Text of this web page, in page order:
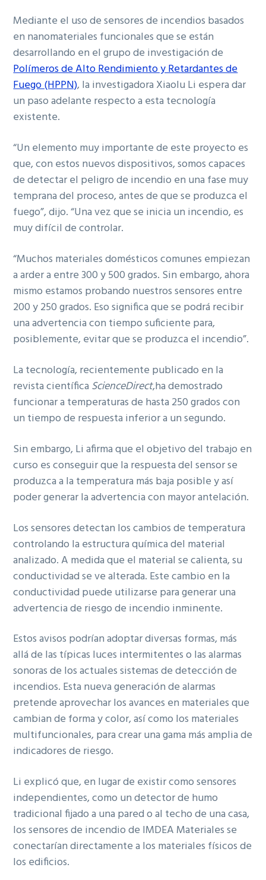
Mediante el uso de sensores de incendios basados
en nanomateriales funcionales que se están
desarrollando en el grupo de investigación de
Polímeros de Alto Rendimiento y Retardantes de
Fuego (HPPN), la investigadora Xiaolu Li espera dar
un paso adelante respecto a esta tecnología
existente.
“Un elemento muy importante de este proyecto es
que, con estos nuevos dispositivos, somos capaces
de detectar el peligro de incendio en una fase muy
temprana del proceso, antes de que se produzca el
fuego”, dijo. “Una vez que se inicia un incendio, es
muy difícil de controlar.
“Muchos materiales domésticos comunes empiezan
a arder a entre 300 y 500 grados. Sin embargo, ahora
mismo estamos probando nuestros sensores entre
200 y 250 grados. Eso significa que se podrá recibir
una advertencia con tiempo suficiente para,
posiblemente, evitar que se produzca el incendio”.
La tecnología, recientemente publicado en la
revista científica ScienceDirect,ha demostrado
funcionar a temperaturas de hasta 250 grados con
un tiempo de respuesta inferior a un segundo.
Sin embargo, Li afirma que el objetivo del trabajo en
curso es conseguir que la respuesta del sensor se
produzca a la temperatura más baja posible y así
poder generar la advertencia con mayor antelación.
Los sensores detectan los cambios de temperatura
controlando la estructura química del material
analizado. A medida que el material se calienta, su
conductividad se ve alterada. Este cambio en la
conductividad puede utilizarse para generar una
advertencia de riesgo de incendio inminente.
Estos avisos podrían adoptar diversas formas, más
allá de las típicas luces intermitentes o las alarmas
sonoras de los actuales sistemas de detección de
incendios. Esta nueva generación de alarmas
pretende aprovechar los avances en materiales que
cambian de forma y color, así como los materiales
multifuncionales, para crear una gama más amplia de
indicadores de riesgo.
Li explicó que, en lugar de existir como sensores
independientes, como un detector de humo
tradicional fijado a una pared o al techo de una casa,
los sensores de incendio de IMDEA Materiales se
conectarían directamente a los materiales físicos de
los edificios.